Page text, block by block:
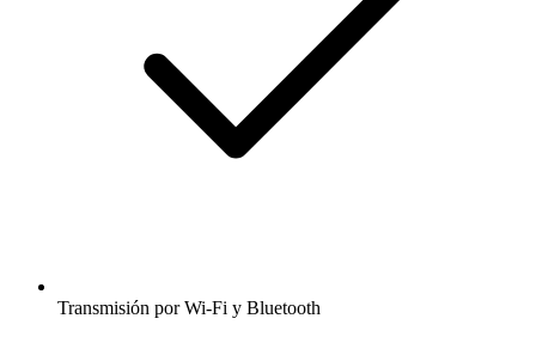
Transmisión por Wi-Fi y Bluetooth